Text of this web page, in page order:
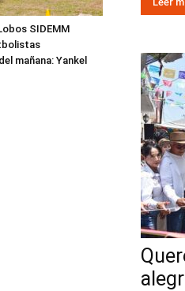
SIDEMM
mañana: Yankel